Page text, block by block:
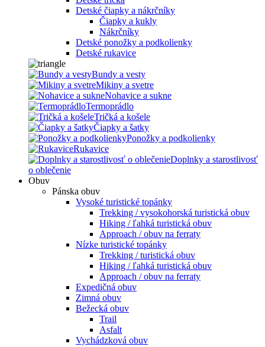
Detské čiapky a nákrčníky
Čiapky a kukly
Nákrčníky
Detské ponožky a podkolienky
Detské rukavice
Bundy a vesty
Mikiny a svetre
Nohavice a sukne
Termoprádlo
Tričká a košele
Čiapky a šatky
Ponožky a podkolienky
Rukavice
Doplnky a starostlivosť
o oblečenie
Obuv
Pánska obuv
Vysoké turistické topánky
Trekking / vysokohorská turistická obuv
Hiking / ľahká turistická obuv
Approach / obuv na ferraty
Nízke turistické topánky
Trekking / turistická obuv
Hiking / ľahká turistická obuv
Approach / obuv na ferraty
Expedičná obuv
Zimná obuv
Bežecká obuv
Trail
Asfalt
Vychádzková obuv